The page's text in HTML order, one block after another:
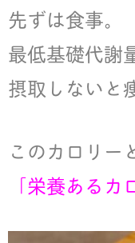
先ずは食事。
最低基礎代謝
摂取しないと
このカロリー
「栄養あるカ